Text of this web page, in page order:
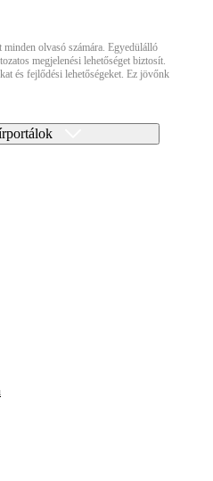
olvasó számára. Egyedülálló
megjelenési lehetőséget biztosít.
és fejlődési lehetőségeket. Ez jövőnk